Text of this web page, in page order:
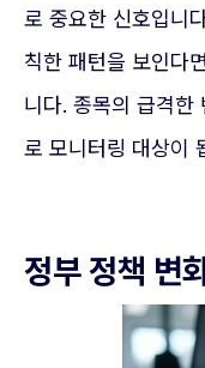
로 중요한 신호입니
칙한 패턴을 보인다
니다. 종목의 급격한
로 모니터링 대상이
정부 정책 변